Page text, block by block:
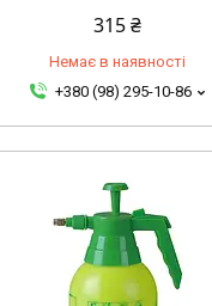
315 ₴
Немає в наявності
+380 (98) 295-10-86